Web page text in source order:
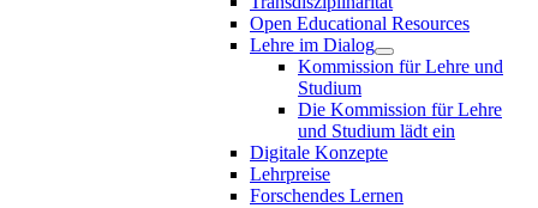
Open Educational Resources
Lehre im Dialog
Kommission für Lehre und
Studium
Die Kommission für Lehre
und Studium lädt ein
Digitale Konzepte
Lehrpreise
Forschendes Lernen